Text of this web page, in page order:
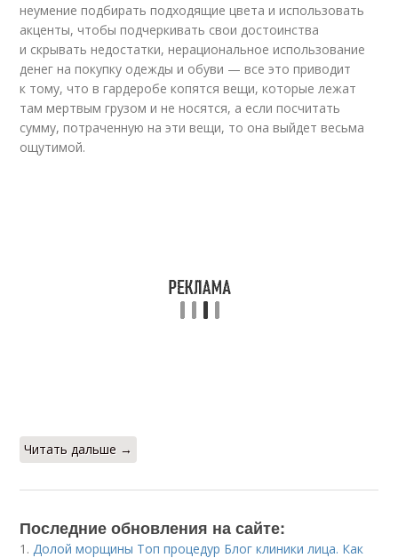
неумение подбирать подходящие цвета и использовать
акценты, чтобы подчеркивать свои достоинства
и скрывать недостатки, нерациональное использование
денег на покупку одежды и обуви — все это приводит
к тому, что в гардеробе копятся вещи, которые лежат
там мертвым грузом и не носятся, а если посчитать
сумму, потраченную на эти вещи, то она выйдет весьма
ощутимой.
Читать дальше →
Последние обновления на сайте:
1.Долой морщины Топ процедур Блог клиники лица. Как